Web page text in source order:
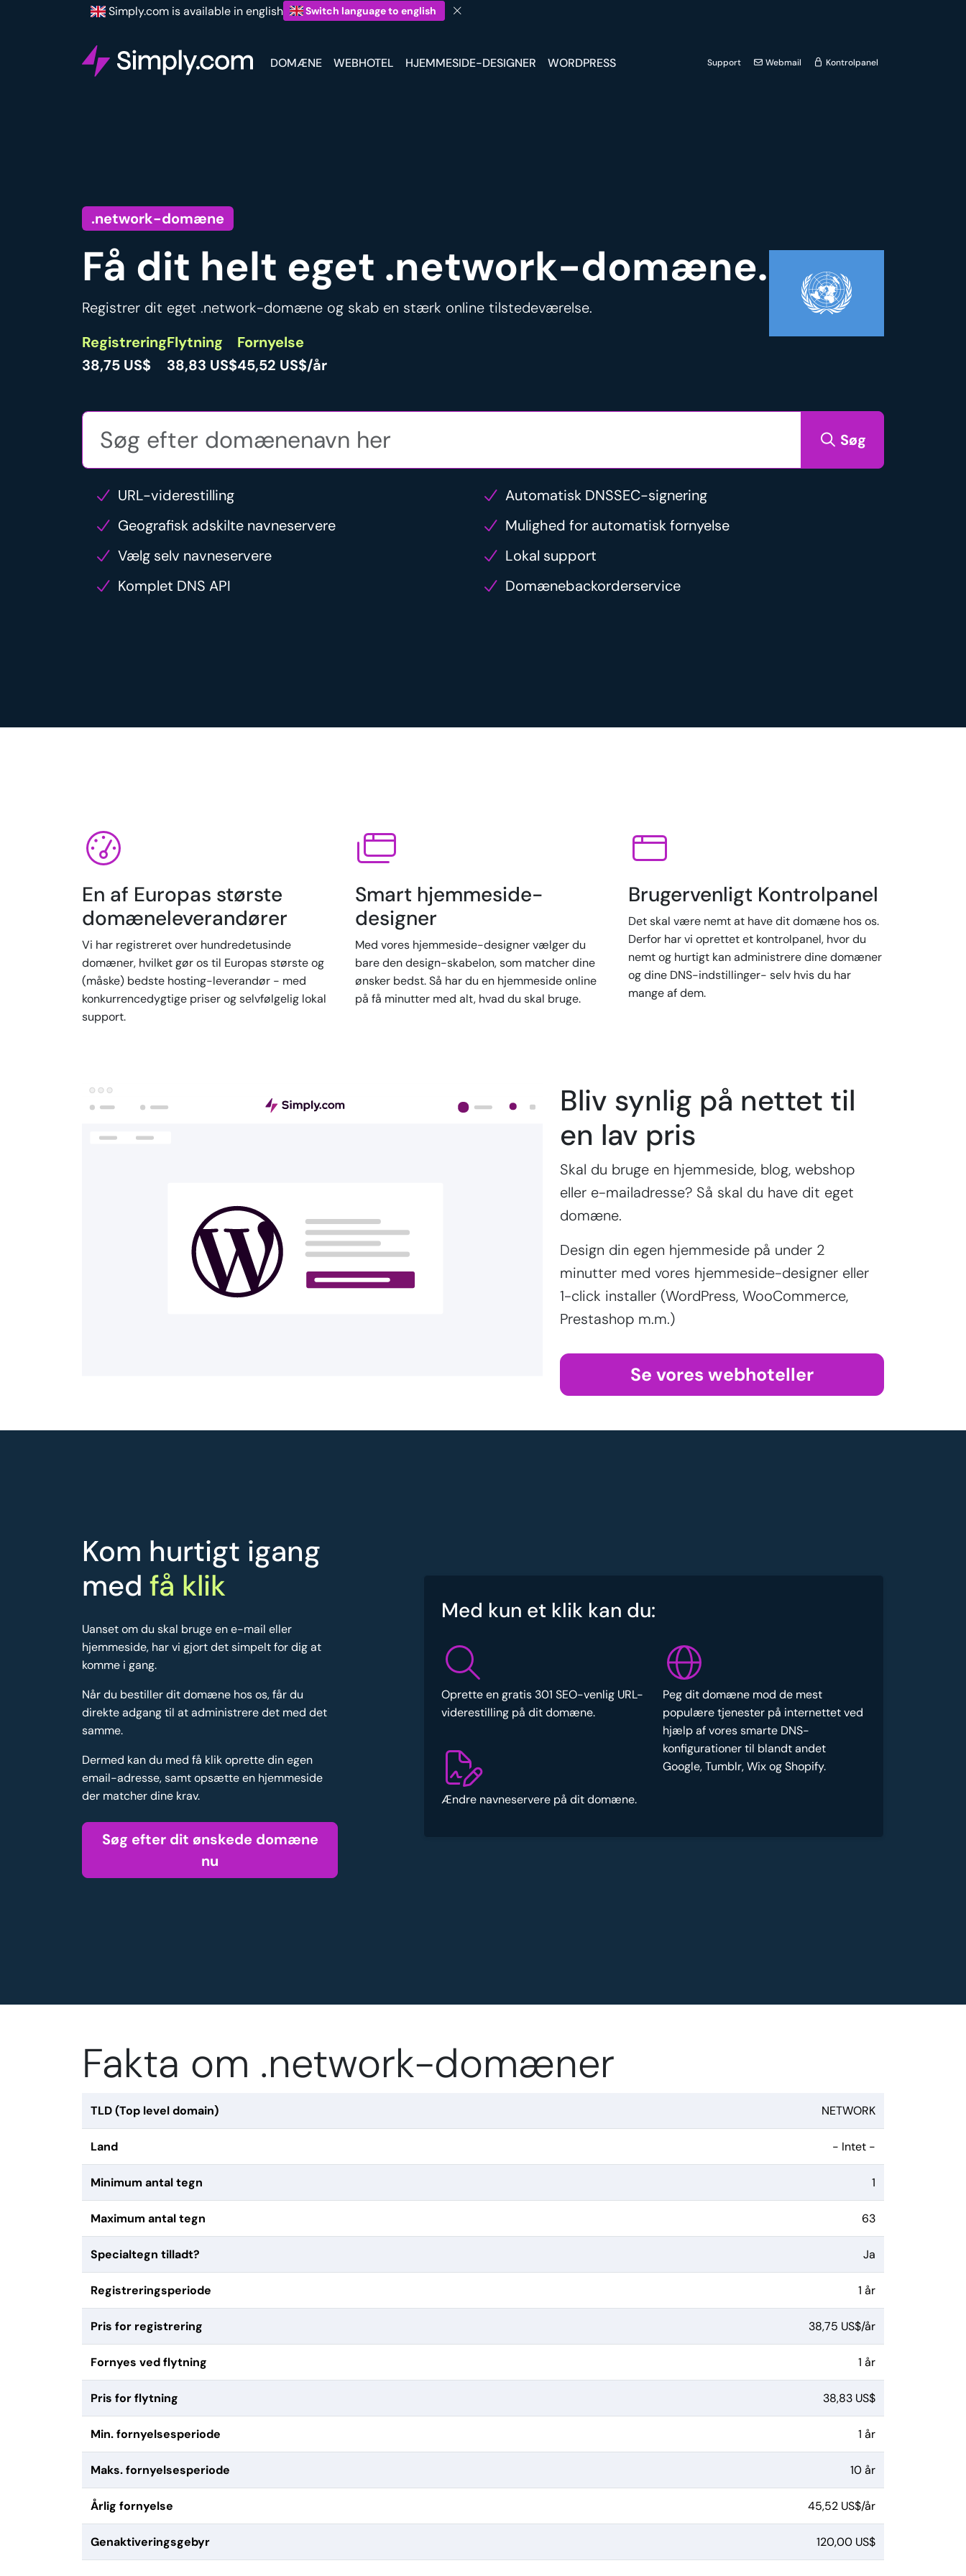
Simply.com is available in english Switch language to english
DOMÆNE WEBHOTEL HJEMMESIDE-DESIGNER WORDPRESS Support Webmail Kontrolpanel
.network-domæne
Få dit helt eget .network-domæne.
Registrer dit eget .network-domæne og skab en stærk online tilstedeværelse.
Registrering
38,75 US$
Flytning
38,83 US$
Fornyelse
45,52 US$/år
Søg
URL-viderestilling
Automatisk DNSSEC-signering
Geografisk adskilte navneservere
Mulighed for automatisk fornyelse
Vælg selv navneservere
Lokal support
Komplet DNS API
Domænebackorderservice
En af Europas største
domæneleverandører
Vi har registreret over hundredetusinde
domæner, hvilket gør os til Europas største og
(måske) bedste hosting-leverandør - med
konkurrencedygtige priser og selvfølgelig lokal
support.
Smart hjemmeside-
designer
Med vores hjemmeside-designer vælger du
bare den design-skabelon, som matcher dine
ønsker bedst. Så har du en hjemmeside online
på få minutter med alt, hvad du skal bruge.
Brugervenligt Kontrolpanel
Det skal være nemt at have dit domæne hos os.
Derfor har vi oprettet et kontrolpanel, hvor du
nemt og hurtigt kan administrere dine domæner
og dine DNS-indstillinger- selv hvis du har
mange af dem.
Bliv synlig på nettet til
en lav pris
Skal du bruge en hjemmeside, blog, webshop
eller e-mailadresse? Så skal du have dit eget
domæne.
Design din egen hjemmeside på under 2
minutter med vores hjemmeside-designer eller
1-click installer (WordPress, WooCommerce,
Prestashop m.m.)
Se vores webhoteller
Kom hurtigt igang
med få klik
Uanset om du skal bruge en e-mail eller
hjemmeside, har vi gjort det simpelt for dig at
komme i gang.
Når du bestiller dit domæne hos os, får du
direkte adgang til at administrere det med det
samme.
Dermed kan du med få klik oprette din egen
email-adresse, samt opsætte en hjemmeside
der matcher dine krav.
Søg efter dit ønskede domæne
nu
Med kun et klik kan du:
Oprette en gratis 301 SEO-venlig URL-
viderestilling på dit domæne.
Ændre navneservere på dit domæne.
Peg dit domæne mod de mest
populære tjenester på internettet ved
hjælp af vores smarte DNS-
konfigurationer til blandt andet
Google, Tumblr, Wix og Shopify.
Fakta om .network-domæner
TLD (Top level domain) NETWORK
Land - Intet -
Minimum antal tegn 1
Maximum antal tegn 63
Specialtegn tilladt? Ja
Registreringsperiode 1 år
Pris for registrering 38,75 US$/år
Fornyes ved flytning 1 år
Pris for flytning 38,83 US$
Min. fornyelsesperiode 1 år
Maks. fornyelsesperiode 10 år
Årlig fornyelse 45,52 US$/år
Genaktiveringsgebyr 120,00 US$